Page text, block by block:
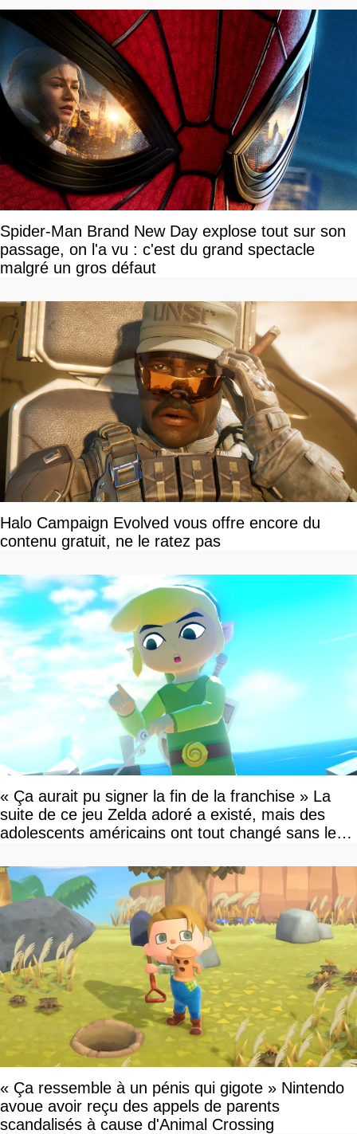
Spider-Man Brand New Day explose tout sur son
passage, on l'a vu : c'est du grand spectacle
malgré un gros défaut
Halo Campaign Evolved vous offre encore du
contenu gratuit, ne le ratez pas
« Ça aurait pu signer la fin de la franchise » La
suite de ce jeu Zelda adoré a existé, mais des
adolescents américains ont tout changé sans le
« Ça ressemble à un pénis qui gigote » Nintendo
avoue avoir reçu des appels de parents
scandalisés à cause d'Animal Crossing